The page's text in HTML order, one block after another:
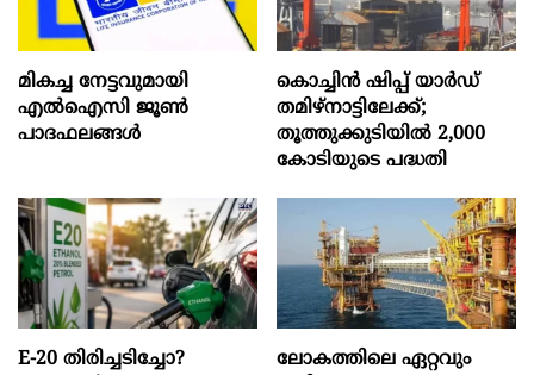
മികച്ച നേട്ടവുമായി
എൽഐസി ജൂൺ
പാദഫലങ്ങൾ
കൊച്ചിന്‍ ഷിപ്പ് യാർഡ്
തമിഴ്നാട്ടിലേക്ക്;
തൂത്തുക്കുടിയിൽ 2,000
കോടിയുടെ പദ്ധതി
E-20 തിരിച്ചടിച്ചോ?
ലോകത്തിലെ ഏറ്റവും